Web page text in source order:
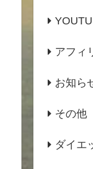
アフィ
お知ら
その他
ダイエ